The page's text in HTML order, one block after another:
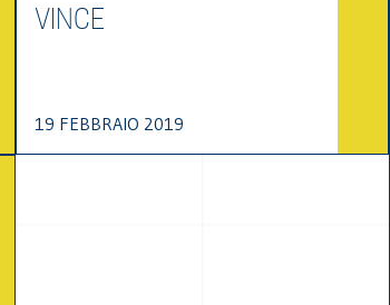
VINCE
19 FEBBRAIO 2019